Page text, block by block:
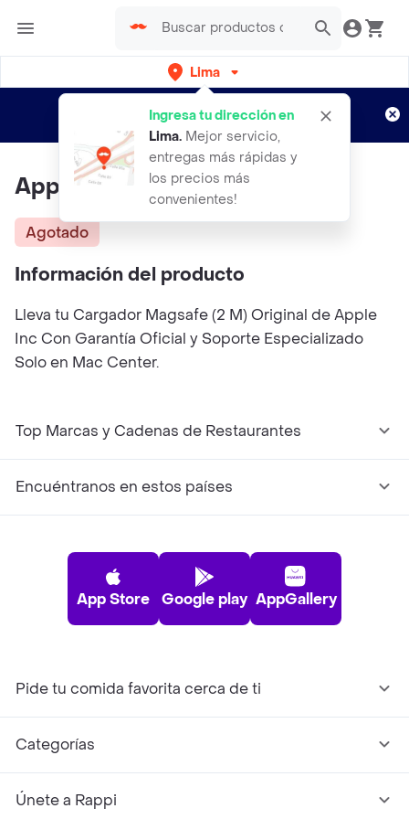
Lima
Ingresa tu dirección en
Lima. Mejor servicio,
entregas más rápidas y
los precios más
convenientes!
envíos gratis por semanas
Aplican TyC
Apple Cargador Magsafe 2 m
Agotado
Información del producto
Lleva tu Cargador Magsafe (2 M) Original de Apple
Inc Con Garantía Oficial y Soporte Especializado
Solo en Mac Center.
Top Marcas y Cadenas de Restaurantes
Encuéntranos en estos países
App Store Google play AppGallery
Pide tu comida favorita cerca de ti
Categorías
Únete a Rappi